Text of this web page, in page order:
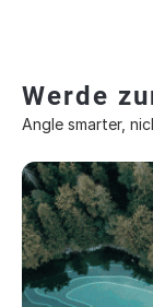
Werde
Angle smarter,